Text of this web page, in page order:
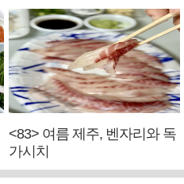
<83> 여름 제주, 벤자리와 독
가시치